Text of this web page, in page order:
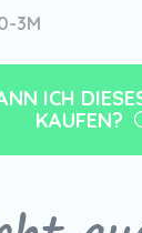
3M
ICH
KAUFEN?